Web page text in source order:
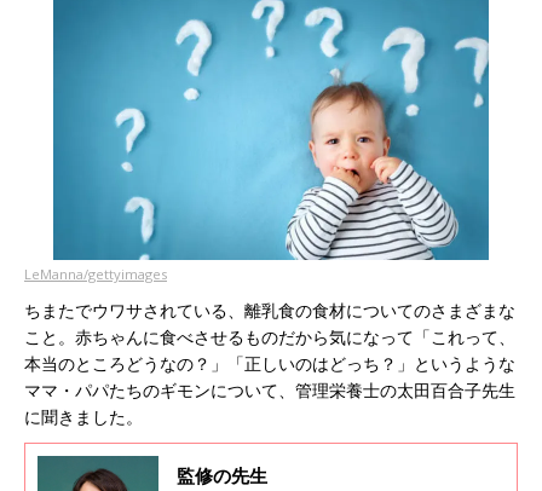
LeManna/gettyimages
ちまたでウワサされている、離乳食の食材についてのさまざまな
こと。赤ちゃんに食べさせるものだから気になって「これって、
本当のところどうなの？」「正しいのはどっち？」というような
ママ・パパたちのギモンについて、管理栄養士の太田百合子先生
に聞きました。
監修の先生